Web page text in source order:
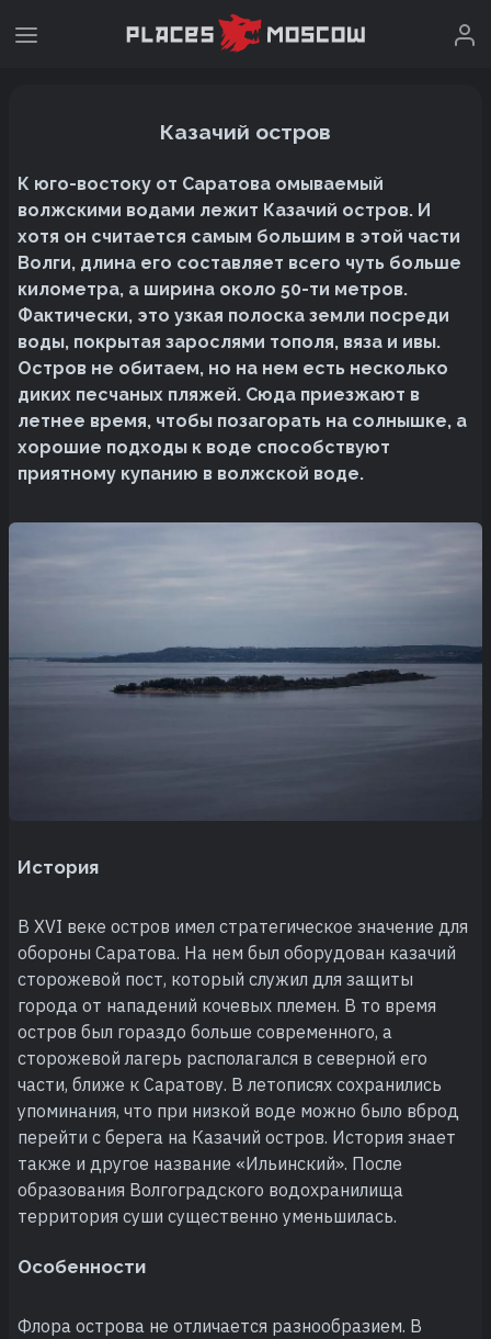
Казачий остров
К юго-востоку от Саратова омываемый
волжскими водами лежит Казачий остров. И
хотя он считается самым большим в этой части
Волги, длина его составляет всего чуть больше
километра, а ширина около 50-ти метров.
Фактически, это узкая полоска земли посреди
воды, покрытая зарослями тополя, вяза и ивы.
Остров не обитаем, но на нем есть несколько
диких песчаных пляжей. Сюда приезжают в
летнее время, чтобы позагорать на солнышке, а
хорошие подходы к воде способствуют
приятному купанию в волжской воде.
История
В XVI веке остров имел стратегическое значение для
обороны Саратова. На нем был оборудован казачий
сторожевой пост, который служил для защиты
города от нападений кочевых племен. В то время
остров был гораздо больше современного, а
сторожевой лагерь располагался в северной его
части, ближе к Саратову. В летописях сохранились
упоминания, что при низкой воде можно было вброд
перейти с берега на Казачий остров. История знает
также и другое название «Ильинский». После
образования Волгоградского водохранилища
территория суши существенно уменьшилась.
Особенности
Флора острова не отличается разнообразием. В